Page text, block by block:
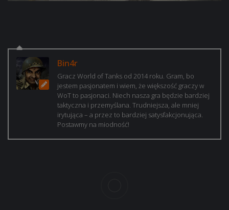
Bin4r
Gracz World of Tanks od 2014 roku. Gram, bo
jestem pasjonatem i wiem, że większość graczy w
WoT to pasjonaci. Niech nasza gra będzie bardziej
taktyczna i przemyślana. Trudniejsza, ale mniej
irytująca – a przez to bardziej satysfakcjonująca.
Postawmy na miodność!